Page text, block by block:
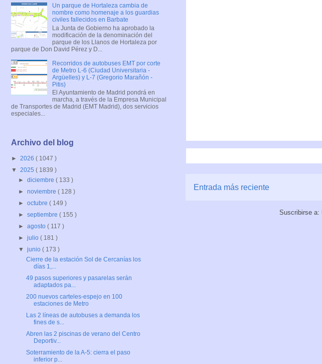
Entrada más reciente
Suscribirse a:
Un parque de Hortaleza cambia de
nombre como homenaje a los guardias
civiles fallecidos en Barbate
La Junta de Gobierno ha aprobado la
modificación de la denominación del
parque de los Llanos de Hortaleza por
parque de Don David Pérez y D...
Recorridos de autobuses EMT por corte
de Metro L-6 (Ciudad Universitaria -
Argüelles) y L-7 (Gregorio Marañón -
Pitis)
El Ayuntamiento de Madrid pondrá en
marcha, a través de la Empresa Municipal
de Transportes de Madrid (EMT Madrid), dos servicios
especiales...
Archivo del blog
► 2026 ( 1047 )
▼ 2025 ( 1839 )
►diciembre( 133 )
►noviembre( 128 )
►octubre( 149 )
►septiembre( 155 )
►agosto( 117 )
►julio( 181 )
▼junio( 173 )
Cierre de la estación Sol de Cercanías los
días 1,...
49 pasos superiores y pasarelas serán
adaptados pa...
200 nuevos carteles-espejo en 100
estaciones de Metro
Las 2 líneas de autobuses a demanda los
fines de s...
Abren las 2 piscinas de verano del Centro
Deportiv...
Soterramiento de la A-5: cierra el paso
inferior p...